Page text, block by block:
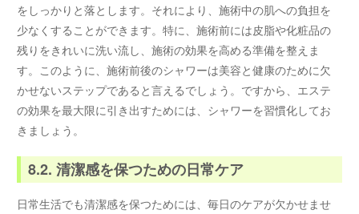
をしっかりと落とします。それにより、施術中の肌への負担を
少なくすることができます。特に、施術前には皮脂や化粧品の
残りをきれいに洗い流し、施術の効果を高める準備を整えま
す。このように、施術前後のシャワーは美容と健康のために欠
かせないステップであると言えるでしょう。ですから、エステ
の効果を最大限に引き出すためには、シャワーを習慣化してお
きましょう。
8.2. 清潔感を保つための日常ケア
日常生活でも清潔感を保つためには、毎日のケアが欠かせませ